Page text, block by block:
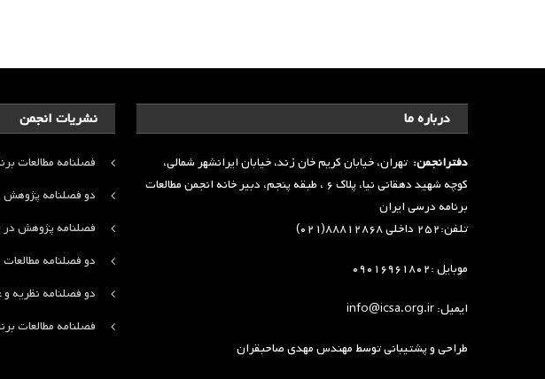
نشریات انجمن
فصلنامه مطالعات
دو فصلنامه پژوهش
فصلنامه پژوهش در
دو فصلنامه
دو فصلنامه نظریه
فصلنامه مطالعات
درباره ما
دفترانجمن: تهران، خیابان کریم خان زند، خیابان ایرانشهر شمالی،
کوچه شهید دهقانی نیا، پلاک ۶ ، طبقه پنجم، دبیر خانه انجمن مطالعات
برنامه درسی ایران
تلفن:۲۵۲ داخلی ۸۸۸۱۲۸۶۸(۰۲۱)
موبایل :۰۹۰۱۶۹۶۱۸۰۲
ایمیل: info@icsa.org.ir
طراحی و پشتیبانی توسطمهندس مهدی صاحبقران